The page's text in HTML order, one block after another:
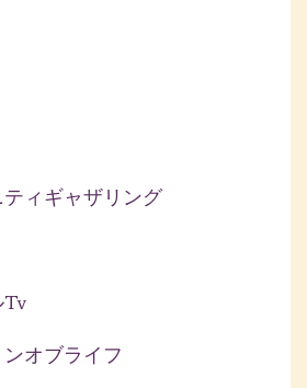
ィギャザリング
tv
オブライフ